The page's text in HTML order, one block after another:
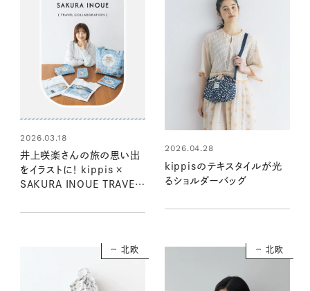
2026.03.18
井上咲楽さんの旅の思い出
をイラストに！ kippis ×
SAKURA INOUE TRAVEL
2026.04.28
kippisのテキスタイルが光
るショルダーバッグ
北欧 北欧